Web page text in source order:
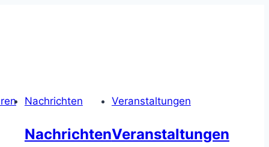
Nachrichten
Nachrichten
Veranstaltungen
Veranstaltungen